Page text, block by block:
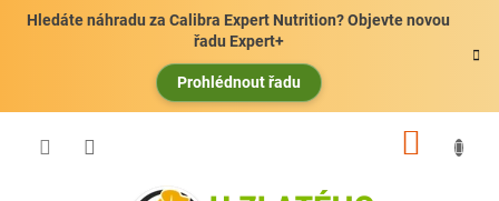
Hledáte náhradu za Calibra Expert Nutrition? Objevte novou
řadu Expert+
Prohlédnout řadu